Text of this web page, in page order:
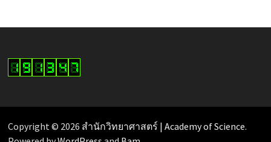
Copyright © 2026 สำนักวิทยาศาสตร์ | Academy of Science.